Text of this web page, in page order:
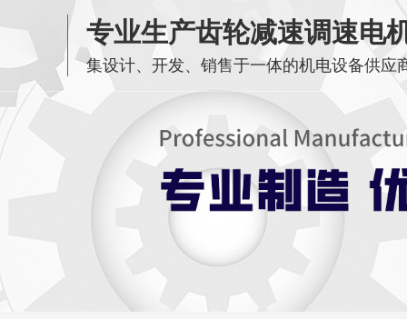
专业生产齿轮减速调速电
集设计、开发、销售于一体的机电设备供应